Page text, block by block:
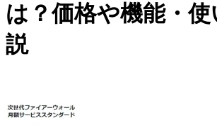
は？価格や機能・
説